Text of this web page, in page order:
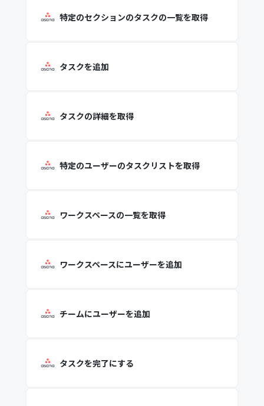
特定のセクションのタスクの一覧を取得
タスクを追加
タスクの詳細を取得
特定のユーザーのタスクリストを取得
ワークスペースの一覧を取得
ワークスペースにユーザーを追加
チームにユーザーを追加
タスクを完了にする